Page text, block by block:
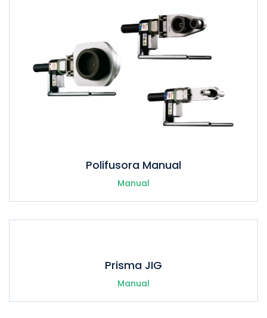
Polifusora Manual
Manual
Prisma JIG
Manual